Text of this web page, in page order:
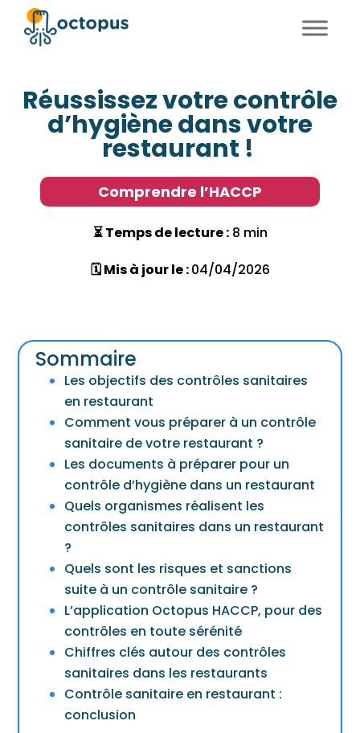
Réussissez votre contrôle
d’hygiène dans votre
restaurant !
Comprendre l’HACCP
⏳ Temps de lecture :8 min
🗓 Mis à jour le :04/04/2026
Sommaire
Les objectifs des contrôles sanitaires
en restaurant
Comment vous préparer à un contrôle
sanitaire de votre restaurant ?
Les documents à préparer pour un
contrôle d’hygiène dans un restaurant
Quels organismes réalisent les
contrôles sanitaires dans un restaurant
?
Quels sont les risques et sanctions
suite à un contrôle sanitaire ?
L’application Octopus HACCP, pour des
contrôles en toute sérénité
Chiffres clés autour des contrôles
sanitaires dans les restaurants
Contrôle sanitaire en restaurant :
conclusion